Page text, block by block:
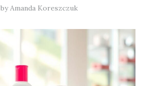
by Amanda Koreszczuk